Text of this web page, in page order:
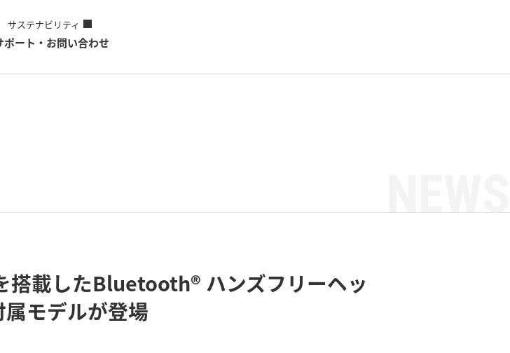
サステナビリティ
ポート・お問い合わせ
搭載したBluetooth® ハンズフリーヘッ
モデルが登場